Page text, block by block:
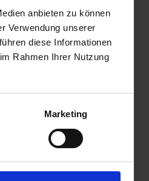
anbieten zu können
Verwendung unserer
diese Informationen
Rahmen Ihrer Nutzung
Marketing